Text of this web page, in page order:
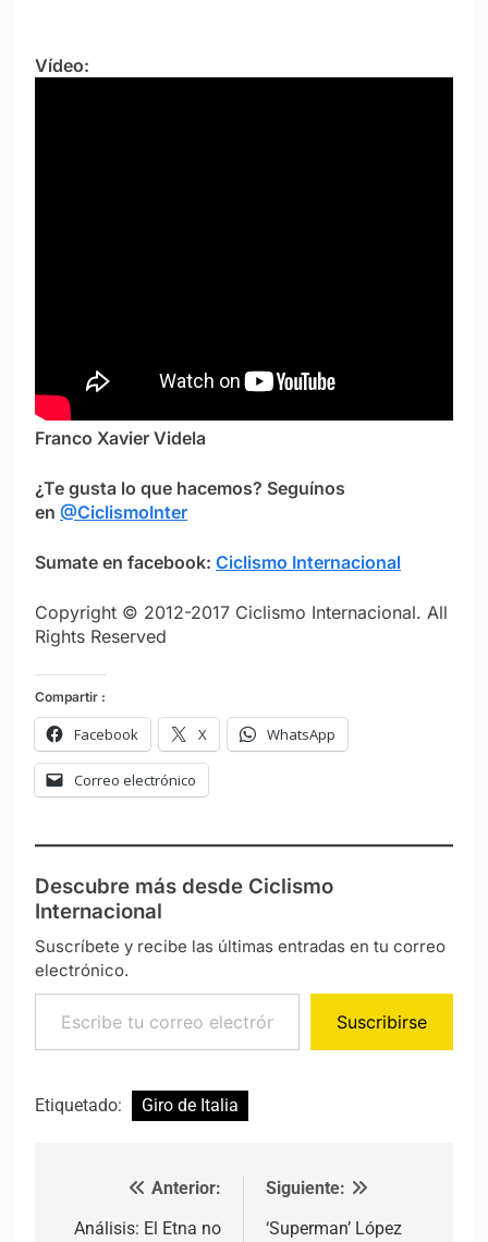
Vídeo:
Franco Xavier Videla
¿Te gusta lo que hacemos? Seguínos
en @CiclismoInter
Sumate en facebook: Ciclismo Internacional
Copyright © 2012-2017 Ciclismo Internacional. All
Rights Reserved
Compartir :
Facebook X WhatsApp
Correo electrónico
Descubre más desde Ciclismo
Internacional
Suscríbete y recibe las últimas entradas en tu correo
electrónico.
Escribe tu correo electrónico…
Suscribirse
Etiquetado: Giro de Italia
Navegación de entradas
Anterior:
Análisis: El Etna no
Siguiente:
‘Superman’ López